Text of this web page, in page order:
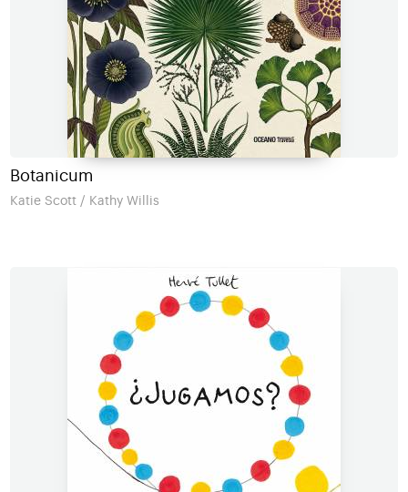
Botanicum
Katie Scott / Kathy Willis